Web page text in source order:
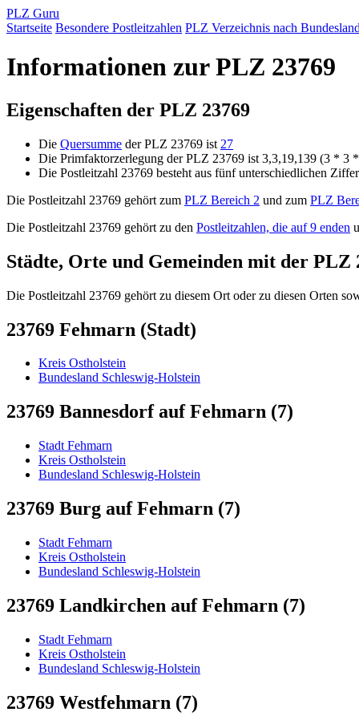
PLZ Guru
Startseite Besondere Postleitzahlen PLZ Verzeichnis nach
Informationen zur PLZ 23769
Eigenschaften der PLZ 23769
Die Quersumme der PLZ 23769 ist 27
Die Primfaktorzerlegung der PLZ 23769 ist 3,3,19,139 (3 * 3
Die Postleitzahl 23769 besteht aus fünf unterschiedlichen
Die Postleitzahl 23769 gehört zum PLZ Bereich 2 und zum PLZ
Die Postleitzahl 23769 gehört zu den Postleitzahlen, die auf 9 enden
Städte, Orte und Gemeinden mit der PLZ
Die Postleitzahl 23769 gehört zu diesem Ort oder zu diesen Orten
23769 Fehmarn (Stadt)
Kreis Ostholstein
Bundesland Schleswig-Holstein
23769 Bannesdorf auf Fehmarn (7)
Stadt Fehmarn
Kreis Ostholstein
Bundesland Schleswig-Holstein
23769 Burg auf Fehmarn (7)
Stadt Fehmarn
Kreis Ostholstein
Bundesland Schleswig-Holstein
23769 Landkirchen auf Fehmarn (7)
Stadt Fehmarn
Kreis Ostholstein
Bundesland Schleswig-Holstein
23769 Westfehmarn (7)